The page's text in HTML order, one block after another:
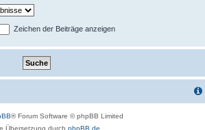
Zeichen der Beiträge anzeigen
® Forum Software © phpBB Limited
Übersetzung durch phpBB.de